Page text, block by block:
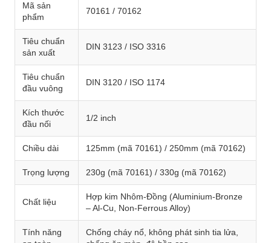
Mã sản
phẩm
70161 / 70162
Tiêu chuẩn
sản xuất
DIN 3123 / ISO 3316
Tiêu chuẩn
đầu vuông
DIN 3120 / ISO 1174
Kích thước
đầu nối
1/2 inch
Chiều dài 125mm (mã 70161) / 250mm (mã 70162)
Trọng lượng 230g (mã 70161) / 330g (mã 70162)
Chất liệu
Hợp kim Nhôm-Đồng (Aluminium-Bronze
– Al-Cu, Non-Ferrous Alloy)
Tính năng
Chống cháy nổ, không phát sinh tia lửa,